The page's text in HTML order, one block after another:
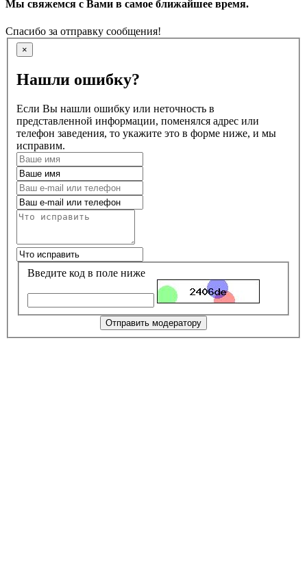
Мы свяжемся с Вами в самое ближайшее время.
Спасибо за отправку сообщения!
×
Нашли ошибку?
Если Вы нашли ошибку или неточность в
представленной информации, поменялся адрес или
телефон заведения, то укажите это в форме ниже, и мы
исправим.
Введите код в поле ниже
Отправить модератору